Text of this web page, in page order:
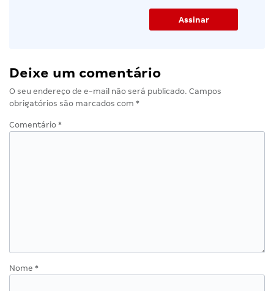
Deixe um comentário
O seu endereço de e-mail não será publicado. Campos
obrigatórios são marcados com *
Comentário *
Nome *